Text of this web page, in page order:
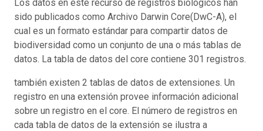
Los datos en este recurso de registros biológicos han
sido publicados como Archivo Darwin Core(DwC-A), el
cual es un formato estándar para compartir datos de
biodiversidad como un conjunto de una o más tablas de
datos. La tabla de datos del core contiene 301 registros.
también existen 2 tablas de datos de extensiones. Un
registro en una extensión provee información adicional
sobre un registro en el core. El número de registros en
cada tabla de datos de la extensión se ilustra a